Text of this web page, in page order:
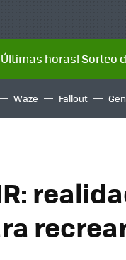
horas! Sorteo
Waze Fallout